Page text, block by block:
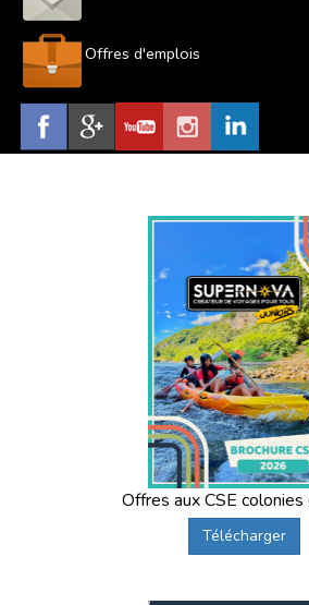
Offres d'emplois
Offres aux CSE colonies
Télécharger